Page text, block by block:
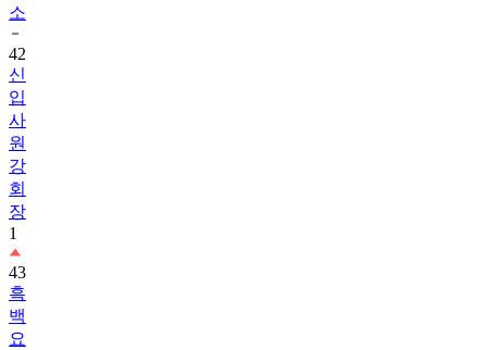
소
42
신
입
사
원
강
회
장
1
43
흑
백
요